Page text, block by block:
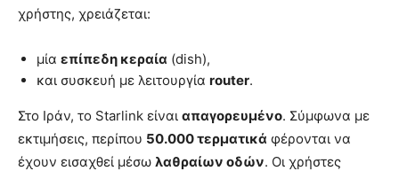
χρήστης, χρειάζεται:
μία επίπεδη κεραία (dish),
και συσκευή με λειτουργία router.
Στο Ιράν, το Starlink είναι απαγορευμένο. Σύμφωνα με
εκτιμήσεις, περίπου 50.000 τερματικά φέρονται να
έχουν εισαχθεί μέσω λαθραίων οδών. Οι χρήστες